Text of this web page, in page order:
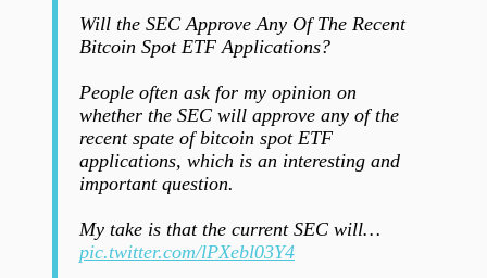
Will the SEC Approve Any Of The Recent
Bitcoin Spot ETF Applications?
People often ask for my opinion on
whether the SEC will approve any of the
recent spate of bitcoin spot ETF
applications, which is an interesting and
important question.
My take is that the current SEC will…
pic.twitter.com/lPXebl03Y4